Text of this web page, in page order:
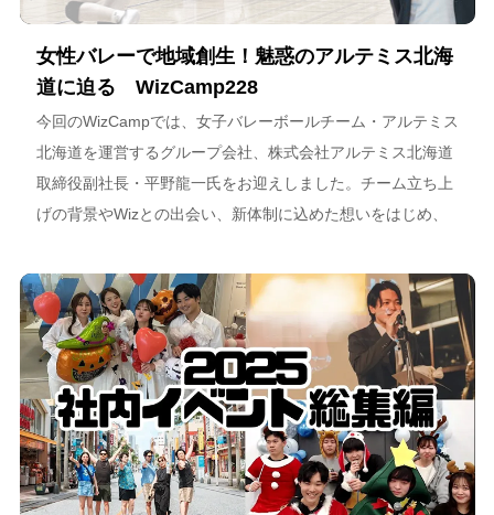
女性バレーで地域創生！魅惑のアルテミス北海
道に迫る WizCamp228
今回のWizCampでは、女子バレーボールチーム・アルテミス
北海道を運営するグループ会社、株式会社アルテミス北海道
取締役副社長・平野龍一氏をお迎えしました。チーム立ち上
げの背景やWizとの出会い、新体制に込めた想いをはじめ、
海道が描く今後のビジョンについて語っています。